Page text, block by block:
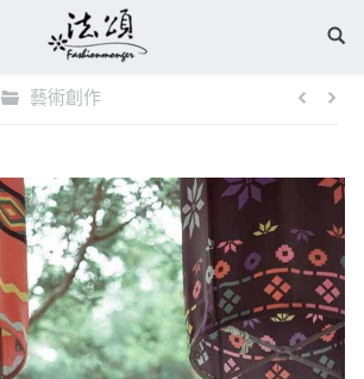
藝術創作